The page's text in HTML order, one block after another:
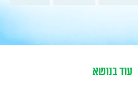
עוד בנושא